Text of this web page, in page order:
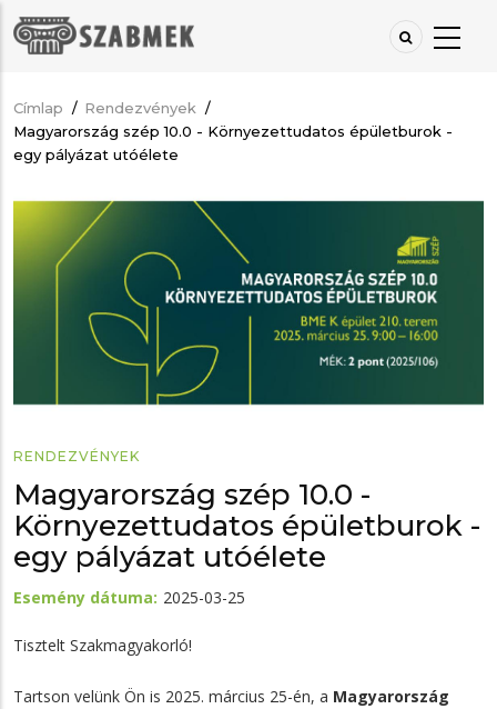
Ugrás
Morzsa
Címlap / Rendezvények /
Magyarország szép 10.0 - Környezettudatos épületburok -
egy pályázat utóélete
RENDEZVÉNYEK
Magyarország szép 10.0 -
Környezettudatos épületburok -
egy pályázat utóélete
Esemény dátuma 2025-03-25
Tisztelt Szakmagyakorló!
Tartson velünk Ön is 2025. március 25-én, a Magyarország